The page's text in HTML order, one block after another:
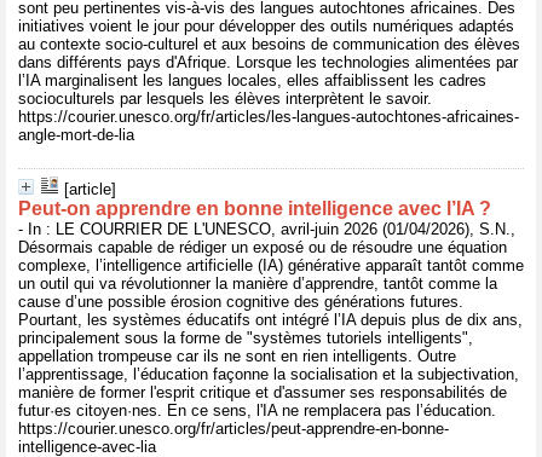
sont peu pertinentes vis-à-vis des langues autochtones africaines. Des
initiatives voient le jour pour développer des outils numériques adaptés
au contexte socio-culturel et aux besoins de communication des élèves
dans différents pays d'Afrique. Lorsque les technologies alimentées par
l’IA marginalisent les langues locales, elles affaiblissent les cadres
socioculturels par lesquels les élèves interprètent le savoir.
https://courier.unesco.org/fr/articles/les-langues-autochtones-africaines-
angle-mort-de-lia
[article]
Peut-on apprendre en bonne intelligence avec l’IA ?
- In : LE COURRIER DE L'UNESCO, avril-juin 2026 (01/04/2026), S.N.,
Désormais capable de rédiger un exposé ou de résoudre une équation
complexe, l’intelligence artificielle (IA) générative apparaît tantôt comme
un outil qui va révolutionner la manière d’apprendre, tantôt comme la
cause d’une possible érosion cognitive des générations futures.
Pourtant, les systèmes éducatifs ont intégré l’IA depuis plus de dix ans,
principalement sous la forme de "systèmes tutoriels intelligents",
appellation trompeuse car ils ne sont en rien intelligents. Outre
l’apprentissage, l’éducation façonne la socialisation et la subjectivation,
manière de former l'esprit critique et d'assumer ses responsabilités de
futur·es citoyen·nes. En ce sens, l'IA ne remplacera pas l’éducation.
https://courier.unesco.org/fr/articles/peut-apprendre-en-bonne-
intelligence-avec-lia